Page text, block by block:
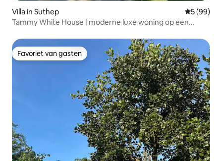
Villa in Suthep
5 (99)
Tammy White House | moderne luxe woning op een
Favoriet van gasten
Favoriet van gasten